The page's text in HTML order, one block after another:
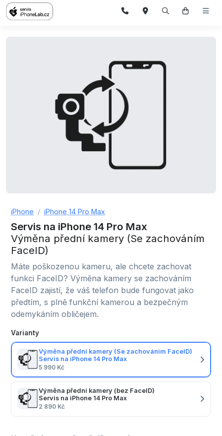
iPhone iPhone 14 Pro Max
Servis na iPhone 14 Pro Max
Výměna přední kamery (Se zachováním
FaceID)
Máte poškozenou kameru, ale chcete zachovat
funkci FaceID? Výměna kamery se zachováním
FaceID zajistí, že váš telefon bude fungovat jako
předtím, s plně funkční kamerou a bezpečným
odemykáním obličejem.
Varianty
Výměna přední kamery (Se zachováním FaceID)
Servis na iPhone 14 Pro Max
5 990 Kč
Výměna přední kamery (bez FaceID)
Servis na iPhone 14 Pro Max
2 890 Kč